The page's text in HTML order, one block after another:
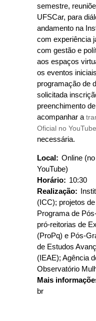
semestre,
UFSCar, para
andamento na
com experiência
com gestão e
aos espaços
os eventos
programação de
solicitada
preenchimento de
acompanhar a
Oficial no YouTube
necessária.
Local: Online
YouTube)
Horário: 10:30
Realização:
(ICC); projetos
Programa de
pró-reitorias de
(ProPq) e Pós-
de Estudos
(IEAE); Agência
Observatório
Mais
br